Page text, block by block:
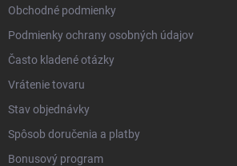
Obchodné podmienky
Podmienky ochrany osobných údajov
Často kladené otázky
Vrátenie tovaru
Stav objednávky
Spôsob doručenia a platby
Bonusový program